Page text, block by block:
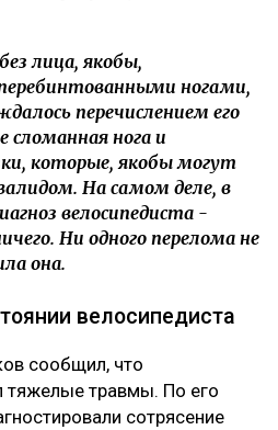
лица, якобы,
ногами,
перечислением его
сломанная нога и
которые, якобы могут
На самом деле, в
велосипедиста -
Ни одного перелома не
она.
велосипедиста
сообщил, что
тяжелые травмы. По его
сотрясение